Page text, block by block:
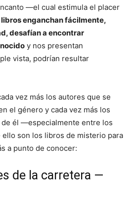
—el cual estimula el placer
libros enganchan fácilmente,
desafían a encontrar
y nos presentan
vista, podrían resultar
vez más los autores que se
el género y cada vez más los
él —especialmente entre los
son los libros de misterio para
a punto de conocer:
de la carretera —